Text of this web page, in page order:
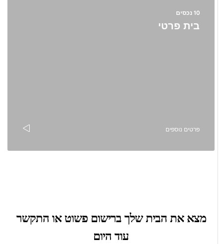
10 נכסים
בית פרטי
פרטים נוספים
מצא את הבית שלך ברישום פשוט או התקשר
עוד היום